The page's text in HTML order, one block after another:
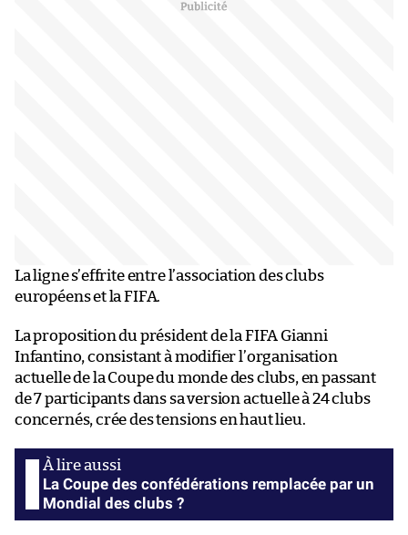
La ligne s’effrite entre l’association des clubs
européens et la FIFA.
La proposition du président de la FIFA Gianni
Infantino, consistant à modifier l’organisation
actuelle de la Coupe du monde des clubs, en passant
de 7 participants dans sa version actuelle à 24 clubs
concernés, crée des tensions en haut lieu.
La Coupe des confédérations remplacée par un
Mondial des clubs ?